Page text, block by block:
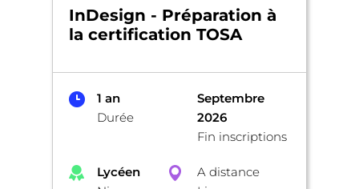
InDesign - Préparation à
la certification TOSA
1 an
Durée
Septembre
2026
Fin inscriptions
Lycéen
A distance